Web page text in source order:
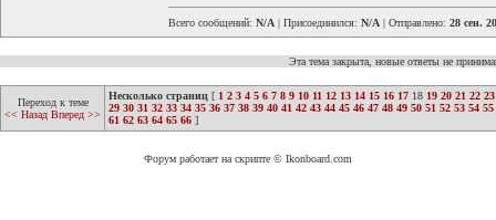
Всего сообщений: N/A | Присоединился: N/A | Отправлено: 28 сен.
Эта тема закрыта, новые ответы не
Переход к теме
<< Назад Вперед >>
Несколько страниц [ 1 2 3 4 5 6 7 8 9 10 11 12 13 14 15 16 17 18 19 20 21 22 23
29 30 31 32 33 34 35 36 37 38 39 40 41 42 43 44 45 46 47 48 49 50 51 52 53 54 55
61 62 63 64 65 66 ]
Форум работает на скрипте © Ikonboard.com